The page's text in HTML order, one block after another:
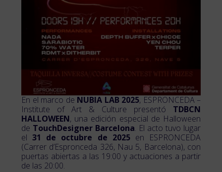
En el marco de NUBIA LAB 2025, ESPRONCEDA –
Institute of Art & Culture presentó TDBCN
HALLOWEEN, una edición especial de Halloween
de TouchDesigner Barcelona. El acto tuvo lugar
el31 de octubre de 2025en ESPRONCEDA
(Carrer d’Espronceda 326, Nau 5, Barcelona), con
puertas abiertas a las 19:00 y actuaciones a partir
de las 20:00.